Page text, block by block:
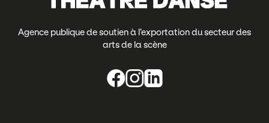
Agence publique de soutien à l’exportation du secteur des
arts de la scène